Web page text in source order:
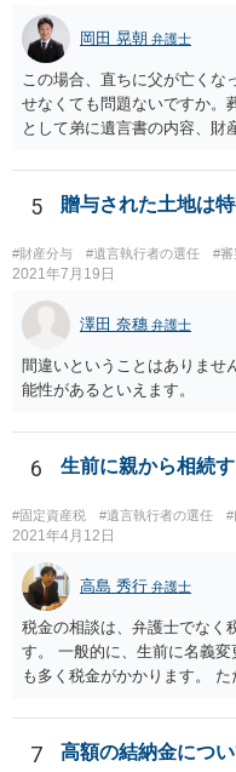
岡田 晃朝 弁護士
この場合、直ちに父が亡くな
せなくても問題ないですか。
として弟に遺言書の内容、財
るかは喪主の自由です。 呼
いう法律関係にありません
で、対応しましょう。 そのあ
対応となるでしょう。
5 贈与された土地は
#財産分与 #遺言執行者の選任 #審
2021年7月19日
澤田 奈穗 弁護士
間違いということはありませ
能性があるといえます。
6 生前に親から相続
#固定資産税 #遺言執行者の選任 #
2021年4月12日
高島 秀行 弁護士
税金の相談は、弁護士でなく
す。 一般的に、生前に名義
も多く税金がかかります。
ういう場合にどれくらい税金
針を取るか決められたらよい
7 高額の結納金につ